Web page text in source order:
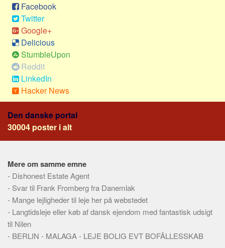
Transport
Alle
Aspekter
Køb og salg
Økonomi
Jura og regler
Skatter og afgifter
Statistik
Meta
Dokumenttyper
Emner
Skribenter
Personer
Facebook
Twitter
Google+
Delicious
StumbleUpon
Reddit
LinkedIn
Hacker News
Den danske portal
30004 poster i alt
Mere om samme emne
- Dishonest Estate Agent
- Svar til Frank Fromberg fra Danemlak
- Mange lejligheder til leje her på webstedet
- Langtidsleje eller køb af dansk ejendom med fantastisk udsigt
til Nilen
- BERLIN - MALAGA - LEJE BOLIG EVT BOFÄLLESSKAB